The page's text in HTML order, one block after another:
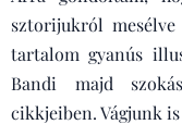
sztorijukról
tartalom gyanús
Bandi majd
cikkjeiben. Vágjunk is